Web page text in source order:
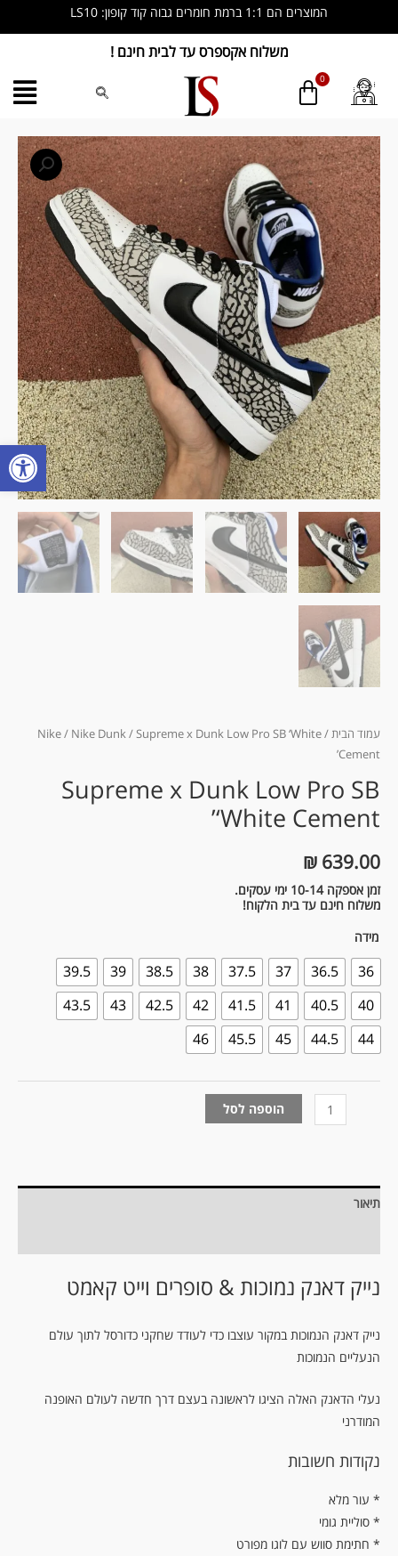
לתוכן
המוצרים הם 1:1 ברמת חומרים גבוה קוד קופון: LS10
משלוח אקספרס עד לבית חינם !
עמוד הבית/
Nike/ Nike Dunk/ Supreme x Dunk Low Pro SB ‘White
Cement’
Supreme x Dunk Low Pro SB
‘White Cement’
₪ 639.00
זמן אספקה 10-14 ימי עסקים.
משלוח חינם עד בית הלקוח!
מידה
36
36.5
37
37.5
38
38.5
39
39.5
40
40.5
41
41.5
42
42.5
43
43.5
44
44.5
45
45.5
46
כמות
של
Supreme
x
Dunk
Low
Pro
SB
‘White
Cement’
הוספה לסל
תיאור
נייק דאנק נמוכות & סופרים וייט קאמט
נייק דאנק הנמוכות במקור עוצבו כדי לעודד שחקני כדורסל לתוך עולם
הנעליים הנמוכות
נעלי הדאנק האלה הציגו לראשונה בעצם דרך חדשה לעולם האופנה
המודרני
נקודות חשובות
עור מלא *
* סוליית גומי
* חתימת סווש עם לוגו מפורט